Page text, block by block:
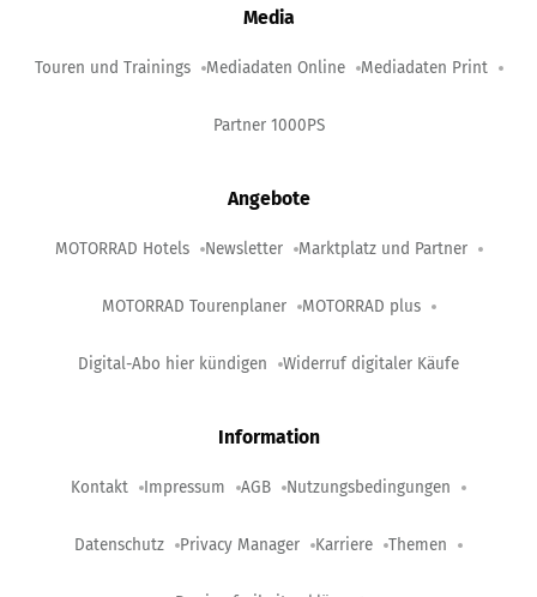
Media
Touren und Trainings Mediadaten Online Mediadaten Print
Partner 1000PS
Angebote
MOTORRAD Hotels Newsletter Marktplatz und Partner
MOTORRAD Tourenplaner MOTORRAD plus
Digital-Abo hier kündigen Widerruf digitaler Käufe
Information
Kontakt Impressum AGB Nutzungsbedingungen
Datenschutz Privacy Manager Karriere Themen